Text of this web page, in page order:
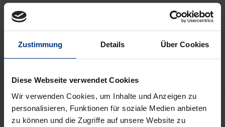
Zustimmung Details Über Cookies
Diese Webseite verwendet Cookies
Wir verwenden Cookies, um Inhalte und Anzeigen zu
personalisieren, Funktionen für soziale Medien anbieten
zu können und die Zugriffe auf unsere Website zu
Add to Wish List
Description